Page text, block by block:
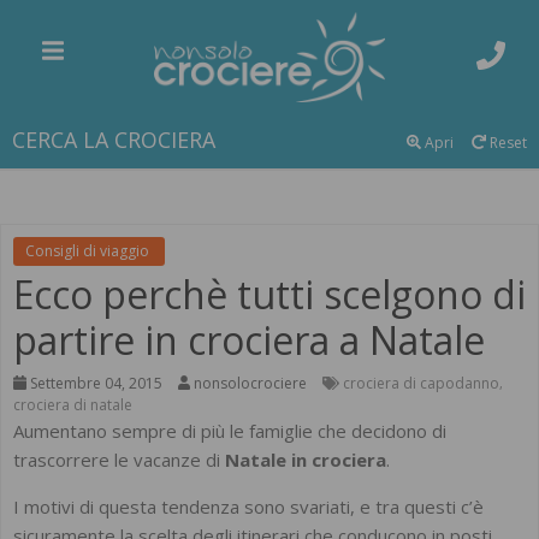
CERCA LA CROCIERA Reset
Apri
Consigli di viaggio
Ecco perchè tutti scelgono di
partire in crociera a Natale
Settembre 04, 2015 nonsolocrociere crociera di capodanno,
crociera di natale
Aumentano sempre di più le famiglie che decidono di
trascorrere le vacanze di Natale in crociera.
I motivi di questa tendenza sono svariati, e tra questi c’è